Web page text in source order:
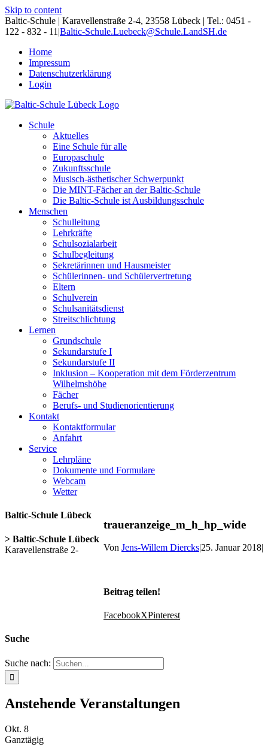
Skip to content
Baltic-Schule | Karavellenstraße 2-4, 23558 Lübeck | Tel.: 0451 -
122 - 832 - 11 |Baltic-Schule.Luebeck@Schule.LandSH.de
Home
Impressum
Datenschutzerklärung
Login
Schule
Aktuelles
Eine Schule für alle
Europaschule
Zukunftsschule
Musisch-ästhetischer Schwerpunkt
Die MINT-Fächer an der Baltic-Schule
Die Baltic-Schule ist Ausbildungsschule
Menschen
Schulleitung
Lehrkräfte
Schulsozialarbeit
Schulbegleitung
Sekretärinnen und Hausmeister
Schülerinnen- und Schülervertretung
Eltern
Schulverein
Schulsanitätsdienst
Streitschlichtung
Lernen
Grundschule
Sekundarstufe I
Sekundarstufe II
Inklusion – Kooperation mit dem Förderzentrum
Wilhelmshöhe
Fächer
Berufs- und Studienorientierung
Kontakt
Kontaktformular
Anfahrt
Service
Lehrpläne
Dokumente und Formulare
Webcam
Wetter
traueranzeige_m_h_hp_wide
Von Jens-Willem Diercks|25. Januar 2018|
Beitrag teilen!
FacebookXPinterest
Suche
Suche nach:
Anstehende Veranstaltungen
Okt. 8
Ganztägig
Baltic-Schule Lübeck
> Baltic-Schule Lübeck
Karavellenstraße 2-